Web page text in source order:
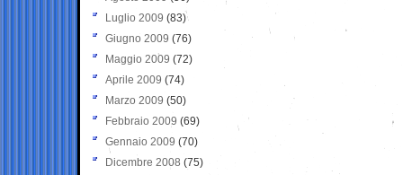
Luglio 2009 (83)
Giugno 2009 (76)
Maggio 2009 (72)
Aprile 2009 (74)
Marzo 2009 (50)
Febbraio 2009 (69)
Gennaio 2009 (70)
Dicembre 2008 (75)